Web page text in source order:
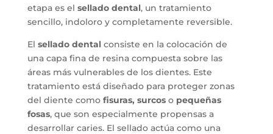
etapa es el sellado dental, un tratamiento
sencillo, indoloro y completamente reversible.
El sellado dentalconsiste en la colocación de
una capa fina de resina compuesta sobre las
áreas más vulnerables de los dientes. Este
tratamiento está diseñado para proteger zonas
del diente como fisuras, surcoso pequeñas
fosas, que son especialmente propensas a
desarrollar caries. El sellado actúa como una